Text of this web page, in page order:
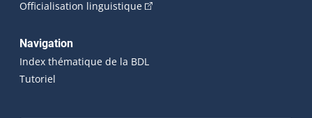
Officialisation linguistique(Cet hyperlien externe s'ouvrira
Navigation
Index thématique de la BDL
Tutoriel